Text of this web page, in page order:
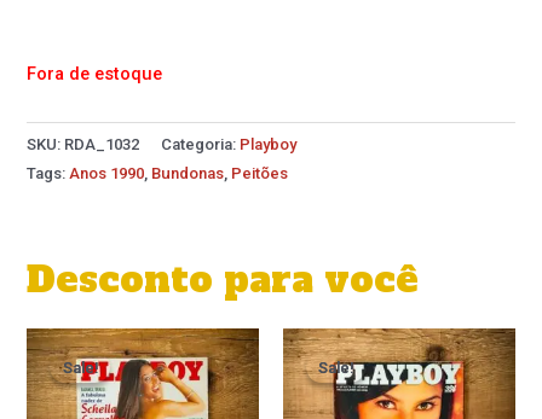
Fora de estoque
SKU: RDA_1032 Categoria: Playboy
Tags:Anos 1990, Bundonas, Peitões
Desconto para você
Sale!
Sale!
O
preço
original
era:
O
preço
atual
é:
Sale!
Sale!